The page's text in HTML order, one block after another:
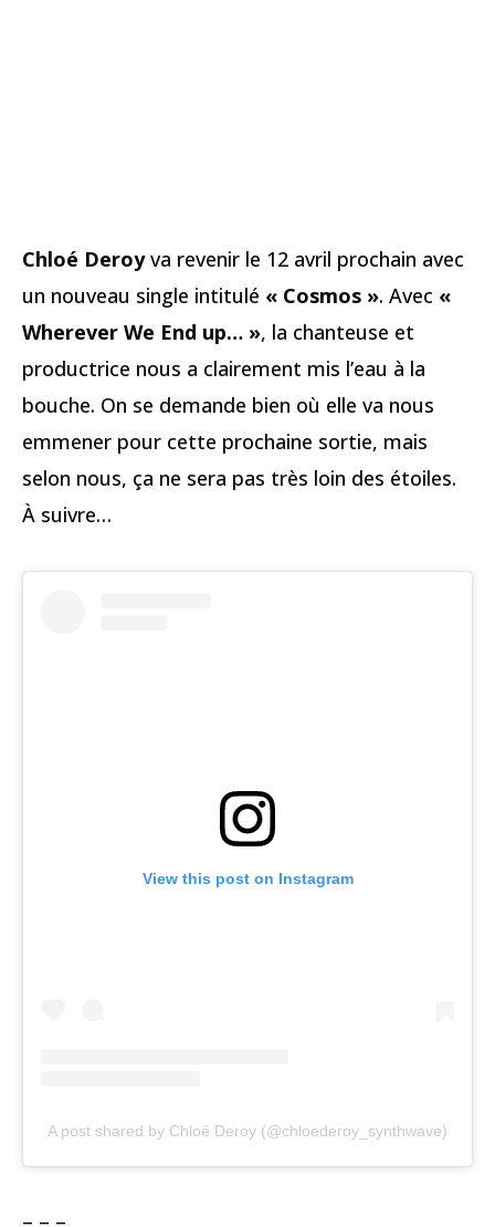
Chloé Deroyva revenir le 12 avril prochain avec
un nouveau single intitulé « Cosmos ». Avec «
Wherever We End up… », la chanteuse et
productrice nous a clairement mis l’eau à la
bouche. On se demande bien où elle va nous
emmener pour cette prochaine sortie, mais
selon nous, ça ne sera pas très loin des étoiles.
À suivre…
View this post on Instagram
A post shared by Chloé Deroy (@chloederoy_synthwave)